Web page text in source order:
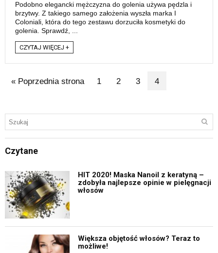
Podobno elegancki mężczyzna do golenia używa pędzla i
brzytwy. Z takiego samego założenia wyszła marka I
Coloniali, która do tego zestawu dorzuciła kosmetyki do
golenia. Sprawdź, ...
CZYTAJ WIĘCEJ +
« Poprzednia strona 1 2 3 4
Czytane
HIT 2020! Maska Nanoil z keratyną –
zdobyła najlepsze opinie w pielęgnacji
włosów
Większa objętość włosów? Teraz to
możliwe!